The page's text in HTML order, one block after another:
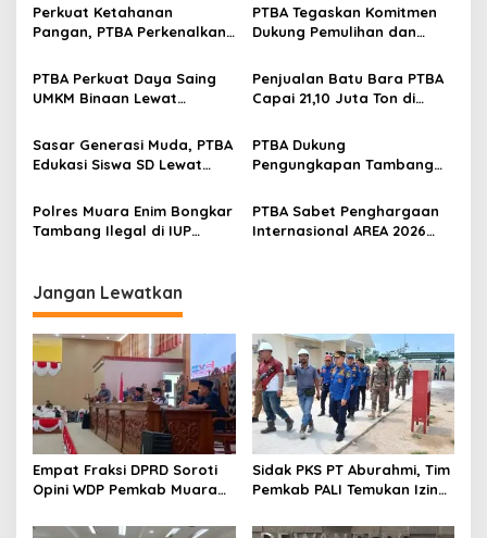
a
s
i
p
s
Perkuat Ketahanan
Pangan, PTBA Perkenalkan
Inagritech 2026
PTBA Tegaskan Komitmen
Dukung Pemulihan dan
Sungai
PTBA Perkuat Daya Saing
UMKM Binaan Lewat
Festival 2026
Penjualan Batu Bara PTBA
Capai 21,10 Juta Ton di
Sasar Generasi Muda, PTBA
Edukasi Siswa SD Lewat
PTBA Dukung
Pengungkapan Tambang
IUP Perseroan
Polres Muara Enim Bongkar
Tambang Ilegal di IUP
PTBA Sabet Penghargaan
Internasional AREA 2026
Jangan Lewatkan
Empat Fraksi DPRD Soroti
Opini WDP Pemkab Muara
Kelola Keuangan
Sidak PKS PT Aburahmi, Tim
Pemkab PALI Temukan Izin